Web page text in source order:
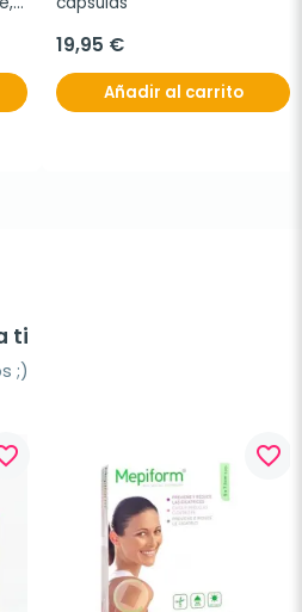
19,95 €
Añadir al carrito
ti
;)
favorite_border